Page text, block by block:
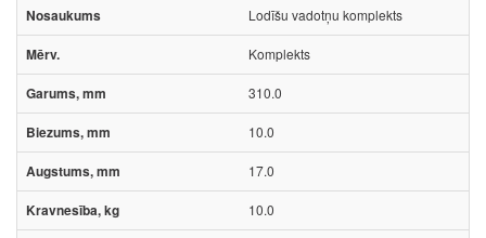
Lodīšu vadotņu komplekts
Komplekts
310.0
10.0
17.0
10.0